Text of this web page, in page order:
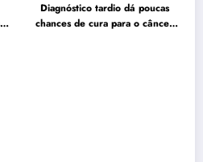
é
Diagnóstico tardio dá poucas
chances de cura para o câncer